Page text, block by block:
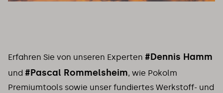
Erfahren Sie von unseren Experten #Dennis Hamm
und #Pascal Rommelsheim, wie Pokolm
Premiumtools sowie unser fundiertes Werkstoff- und